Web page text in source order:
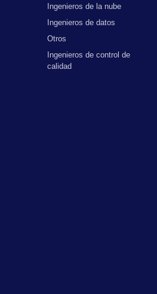
Ingenieros de la nube
Ingenieros de datos
Otros
Ingenieros de control de
calidad